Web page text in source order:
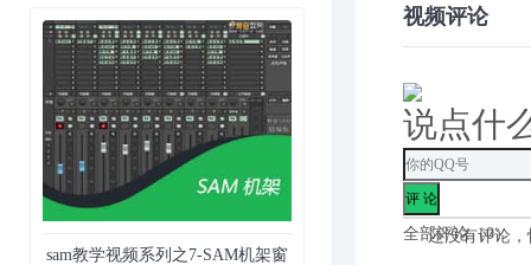
sam教学视频系列之7-SAM机架窗
视频评论
说点什
全部评论（0）
还没有评论